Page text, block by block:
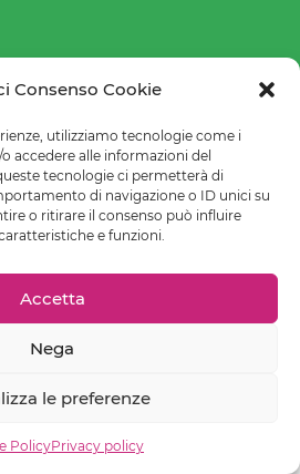
Consenso Cookie
utilizziamo tecnologie come i
accedere alle informazioni del
tecnologie ci permetterà di
di navigazione o ID unici su
o ritirare il consenso può influire
e funzioni.
Accetta
Nega
le preferenze
PolicyPrivacy policyContatti
– La mia email è